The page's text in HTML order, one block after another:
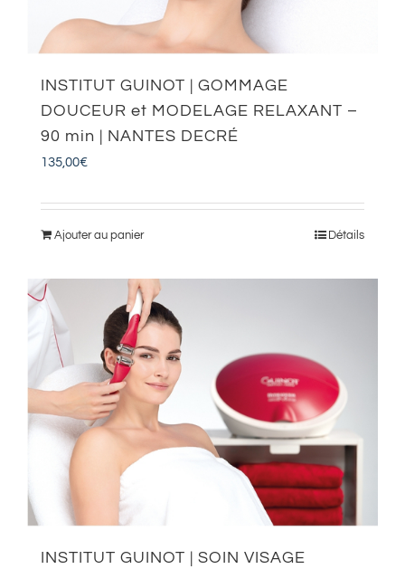
INSTITUT GUINOT | GOMMAGE
DOUCEUR et MODELAGE RELAXANT –
90 min | NANTES DECRÉ
135,00€
Ajouter au panier Détails
INSTITUT GUINOT | SOIN VISAGE